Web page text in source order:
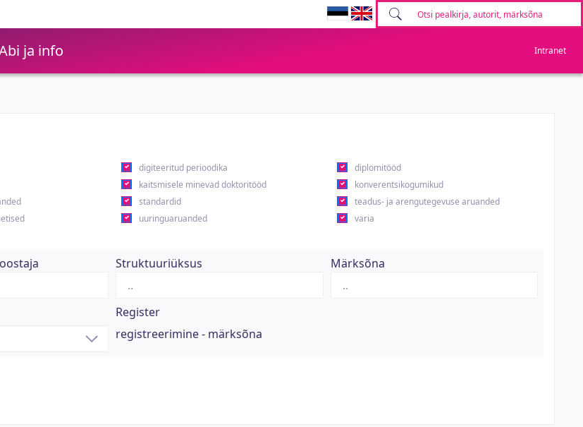
ja info Intranet
digiteeritud perioodika
diplomitööd
kaitsmisele minevad doktoritööd
konverentsikogumikud
standardid
teadus- ja arengutegevuse aruanded
uuringuaruanded
varia
Struktuuriüksus Märksõna
Register
registreerimine - märksõna